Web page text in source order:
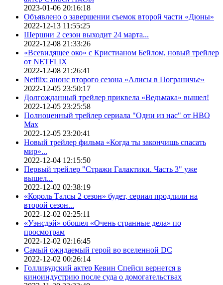
2023-01-06 20:16:18
Объявлено о завершении съемок второй части «Дюны»
2022-12-13 11:55:25
Шершни 2 сезон выходит 24 марта...
2022-12-08 21:33:26
«Всевидящее око» с Кристианом Бейлом, новый трейлер
от NETFLIX
2022-12-08 21:26:41
Netflix: анонс второго сезона «Алисы в Пограничье»
2022-12-05 23:50:17
Долгожданный трейлер приквела «Ведьмака» вышел!
2022-12-05 23:25:58
Полноценный трейлер сериала "Одни из нас" от HBO
Max
2022-12-05 23:20:41
Новый трейлер фильма «Когда ты закончишь спасать
мир»...
2022-12-04 12:15:50
Первый трейлер "Стражи Галактики. Часть 3" уже
вышел...
2022-12-02 02:38:19
«Король Талсы 2 сезон» будет, сериал продлили на
второй сезон...
2022-12-02 02:25:11
«Уэнсдэй» обошел «Очень странные дела» по
просмотрам
2022-12-02 02:16:45
Самый ожидаемый герой во вселенной DC
2022-12-02 00:26:14
Голливудский актер Кевин Спейси вернется в
киноиндустрию после суда о домогательствах